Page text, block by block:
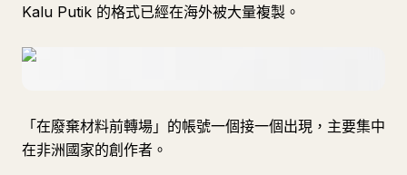
Kalu Putik 的格式已經在海外被大量複製。
「在廢棄材料前轉場」的帳號一個接一個出現，主要集中
在非洲國家的創作者。